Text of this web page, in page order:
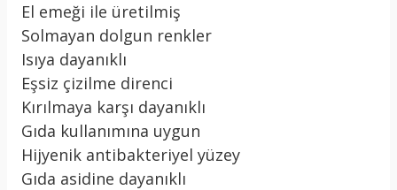
El emeği ile üretilmiş
Solmayan dolgun renkler
Isıya dayanıklı
Eşsiz çizilme direnci
Kırılmaya karşı dayanıklı
Gıda kullanımına uygun
Hijyenik antibakteriyel yüzey
Gıda asidine dayanıklı